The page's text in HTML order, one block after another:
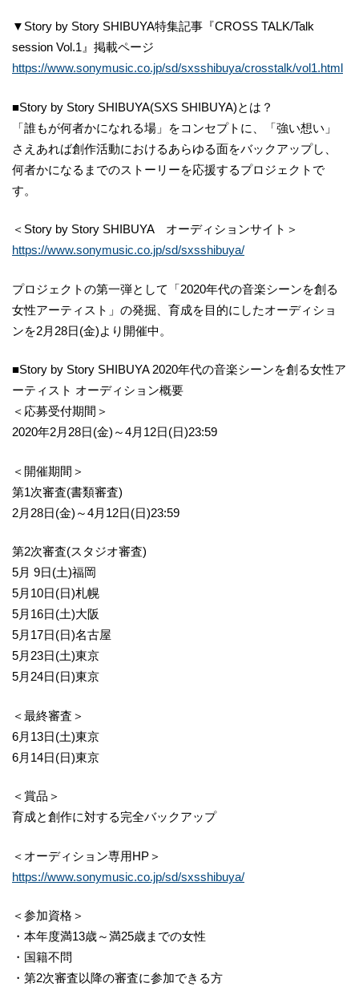
▼Story by Story SHIBUYA特集記事『CROSS TALK/Talk
session Vol.1』掲載ページ
https://www.sonymusic.co.jp/sd/sxsshibuya/crosstalk/vol1.html
■Story by Story SHIBUYA(SXS SHIBUYA)とは？
「誰もが何者かになれる場」をコンセプトに、「強い想い」
さえあれば創作活動におけるあらゆる面をバックアップし、
何者かになるまでのストーリーを応援するプロジェクトで
す。
＜Story by Story SHIBUYA オーディションサイト＞
https://www.sonymusic.co.jp/sd/sxsshibuya/
プロジェクトの第一弾として「2020年代の音楽シーンを創る
女性アーティスト」の発掘、育成を目的にしたオーディショ
ンを2月28日(金)より開催中。
■Story by Story SHIBUYA 2020年代の音楽シーンを創る女性ア
ーティスト オーディション概要
＜応募受付期間＞
2020年2月28日(金)～4月12日(日)23:59
＜開催期間＞
第1次審査(書類審査)
2月28日(金)～4月12日(日)23:59
第2次審査(スタジオ審査)
5月 9日(土)福岡
5月10日(日)札幌
5月16日(土)大阪
5月17日(日)名古屋
5月23日(土)東京
5月24日(日)東京
＜最終審査＞
6月13日(土)東京
6月14日(日)東京
＜賞品＞
育成と創作に対する完全バックアップ
＜オーディション専用HP＞
https://www.sonymusic.co.jp/sd/sxsshibuya/
＜参加資格＞
・本年度満13歳～満25歳までの女性
・国籍不問
・第2次審査以降の審査に参加できる方